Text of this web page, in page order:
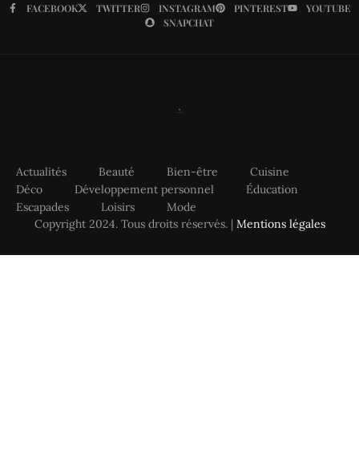
FACEBOOK TWITTER INSTAGRAM PINTEREST
YOUTUBE
SNAPCHAT
Actualités Beauté Bien-être
Cuisine
Déco
Développement personnel
Éducation
Escapades
Loisirs
Mode
Copyright 2024. Tous droits réservés. | Mentions légales